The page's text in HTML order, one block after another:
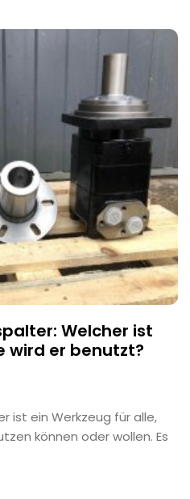
Welcher ist
wird er benutzt?
ist ein Werkzeug für alle,
können oder wollen. Es